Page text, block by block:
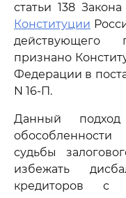
статьи 138
Конституции
действующего
признано
Федерации в
N 16-П.
Данный
судьбы
избежать
кредиторов с